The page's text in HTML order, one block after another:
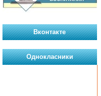
Вконтакте
Однокласники